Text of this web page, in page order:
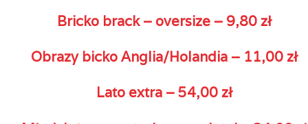
Bricko brack – oversize – 9,80 zł
Obrazy bicko Anglia/Holandia – 11,00 zł
Lato extra – 54,00 zł